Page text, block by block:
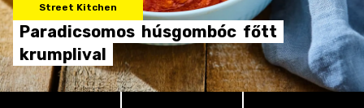
Street Kitchen
Paradicsomos húsgombóc főtt
krumplival